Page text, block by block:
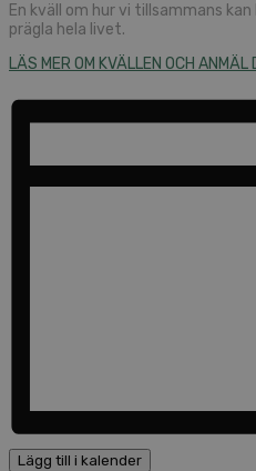
En kväll om hur vi tillsammans
prägla hela livet.
LÄS MER OM KVÄLLEN OCH ANMÄL
Lägg till i kalender